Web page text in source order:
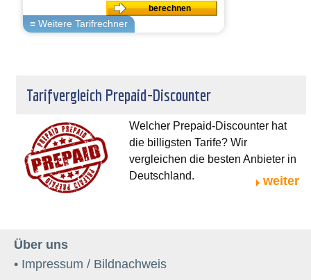
Tarifvergleich Prepaid-Discounter
Welcher Prepaid-Discounter hat
die billigsten Tarife? Wir
vergleichen die besten Anbieter in
Deutschland.
weiter
Über uns
• Impressum / Bildnachweis